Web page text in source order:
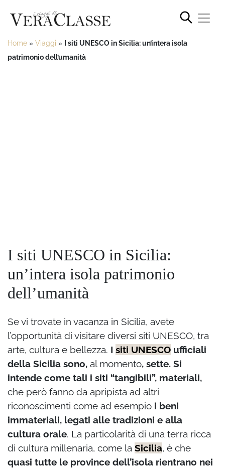
Home » Viaggi » I siti UNESCO in Sicilia: un’intera isola
patrimonio dell’umanità
I siti UNESCO in Sicilia:
un’intera isola patrimonio
dell’umanità
Se vi trovate in vacanza in Sicilia, avete
l’opportunità di visitare diversi siti UNESCO, tra
arte, cultura e bellezza. I siti UNESCO ufficiali
della Sicilia sono, al momento, sette. Si
intende come tali i siti “tangibili”, materiali,
che però fanno da apripista ad altri
riconoscimenti come ad esempio i beni
immateriali, legati alle tradizioni e alla
cultura orale. La particolarità di una terra ricca
di cultura millenaria, come la Sicilia, è che
quasi tutte le province dell’isola rientrano nei